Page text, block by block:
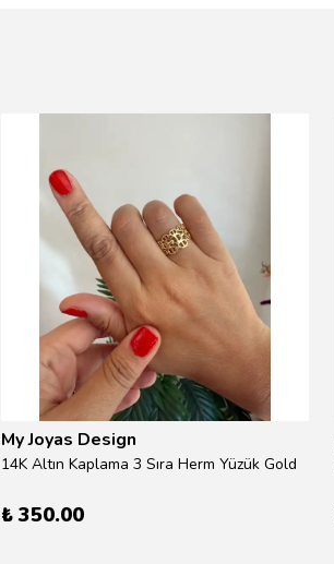
My Joyas Design
14K Altın Kaplama 3 Sıra Herm Yüzük Gold
₺ 350.00